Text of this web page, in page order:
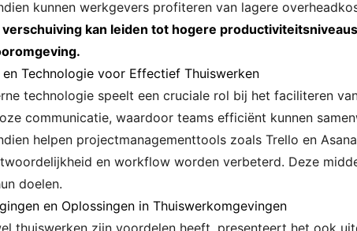
kunnen werkgevers profiteren van lagere
verschuiving kan leiden tot hogere
en Technologie voor Effectief Thuiswerken
technologie speelt een cruciale rol bij het faciliteren
communicatie, waardoor teams efficiënt kunnen
helpen projectmanagementtools zoals Trello en
en workflow worden verbeterd. Deze
doelen.
en Oplossingen in Thuiswerkomgevingen
thuiswerken zijn voordelen heeft, presenteert het ook